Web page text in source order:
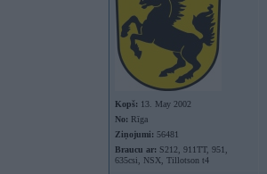
Kopš: 13. May 2002
No: Rīga
Ziņojumi: 56481
Braucu ar: S212, 911TT, 951,
635csi, NSX, Tillotson t4